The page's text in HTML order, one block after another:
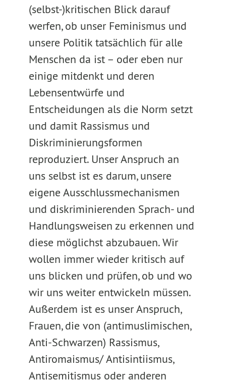
(selbst-)kritischen Blick darauf
werfen, ob unser Feminismus und
unsere Politik tatsächlich für alle
Menschen da ist – oder eben nur
einige mitdenkt und deren
Lebensentwürfe und
Entscheidungen als die Norm setzt
und damit Rassismus und
Diskriminierungsformen
reproduziert. Unser Anspruch an
uns selbst ist es darum, unsere
eigene Ausschlussmechanismen
und diskriminierenden Sprach- und
Handlungsweisen zu erkennen und
diese möglichst abzubauen. Wir
wollen immer wieder kritisch auf
uns blicken und prüfen, ob und wo
wir uns weiter entwickeln müssen.
Außerdem ist es unser Anspruch,
Frauen, die von (antimuslimischen,
Anti-Schwarzen) Rassismus,
Antiromaismus/ Antisintiismus,
Antisemitismus oder anderen